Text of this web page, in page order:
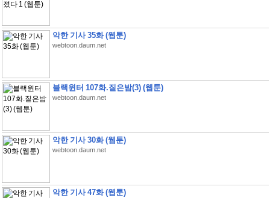
악한 기사 35화 (웹툰)
webtoon.daum.net
블랙윈터 107화.짙은밤(3) (웹툰)
webtoon.daum.net
악한 기사 30화 (웹툰)
webtoon.daum.net
악한 기사 47화 (웹툰)